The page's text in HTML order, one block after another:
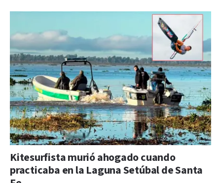
Kitesurfista murió ahogado cuando
practicaba en la Laguna Setúbal de Santa